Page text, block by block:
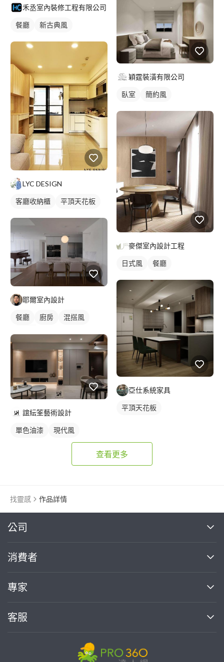
禾丞室內裝修工程有限公司
餐廳 新古典風
LYC DESIGN
客廳收納櫃 平頂天花板
耶爾室內設計
餐廳 廚房
混搭風
誼紜筌藝術設計
單色油漆 現代風
穎霆裝潢有限公司
臥室 簡約風
麥傑室內設計工程
日式風 餐廳
亞仕系統家具
平頂天花板
查看更多
找靈感 作品詳情
公司
關於我們
部落格
加入我們
消費者
買服務
熱門服務
專家
案件中心
客服
繼續完成